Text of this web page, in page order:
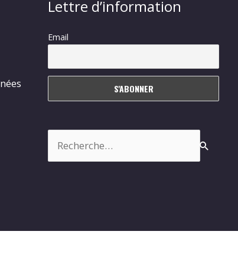
Lettre d’information
Email